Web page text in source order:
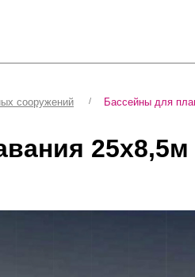
сооружений Бассейны для
/
25х8,5м